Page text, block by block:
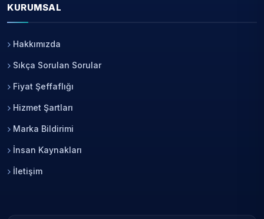
KURUMSAL
Hakkımızda
Sıkça Sorulan Sorular
Fiyat Şeffaflığı
Hizmet Şartları
Marka Bildirimi
İnsan Kaynakları
İletişim